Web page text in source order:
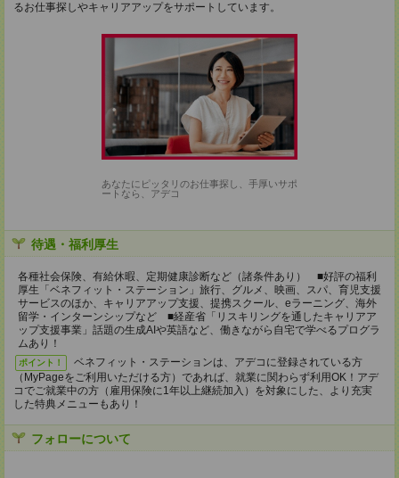
るお仕事探しやキャリアアップをサポートしています。
あなたにピッタリのお仕事探し、手厚いサポ
ートなら、アデコ
待遇・福利厚生
各種社会保険、有給休暇、定期健康診断など（諸条件あり） ■好評の福利
厚生「ベネフィット・ステーション」旅行、グルメ、映画、スパ、育児支援
サービスのほか、キャリアアップ支援、提携スクール、eラーニング、海外
留学・インターンシップなど ■経産省「リスキリングを通したキャリアア
ップ支援事業」話題の生成AIや英語など、働きながら自宅で学べるプログラ
ムあり！
ポイント！
ベネフィット・ステーションは、アデコに登録されている方
（MyPageをご利用いただける方）であれば、就業に関わらず利用OK！アデ
コでご就業中の方（雇用保険に1年以上継続加入）を対象にした、より充実
した特典メニューもあり！
フォローについて